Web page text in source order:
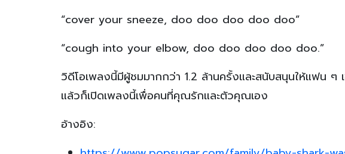
“cover your sneeze, doo doo doo doo doo”
“cough into your elbow, doo doo doo doo doo.”
วิดีโอเพลงนี้มีผู้ชมมากกว่า 1.2 ล้านครั้งและสนับสนุนให้แฟน
แล้วก็เปิดเพลงนี้เพื่อคนที่คุณรักและตัวคุณเอง
อ้างอิง: